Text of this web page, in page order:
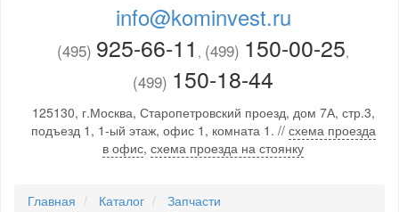
info@kominvest.ru
(495) 925-66-11 , (499) 150-00-25,
(499) 150-18-44
125130, г.Москва, Старопетровский проезд, дом 7А, стр.3,
подъезд 1, 1-ый этаж, офис 1, комната 1. // схема проезда
в офис, схема проезда на стоянку
Главная Каталог
Запчасти